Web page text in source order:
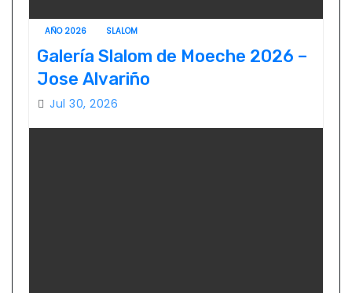
AÑO 2026 SLALOM
Galería Slalom de Moeche 2026 –
Jose Alvariño
Jul 30, 2026